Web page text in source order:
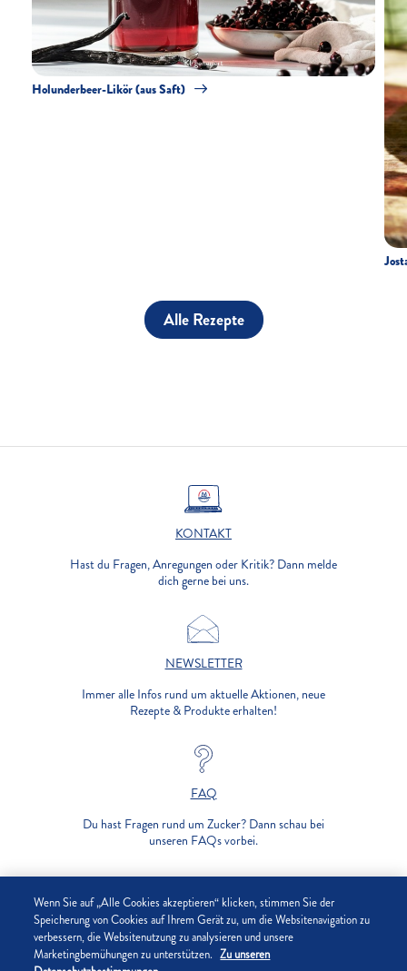
Holunderbeer-Likör (aus Saft)
Alle Rezepte
KONTAKT
Hast du Fragen, Anregungen oder Kritik? Dann melde
dich gerne bei uns.
NEWSLETTER
Immer alle Infos rund um aktuelle Aktionen, neue
Rezepte & Produkte erhalten!
FAQ
Du hast Fragen rund um Zucker? Dann schau bei
unseren FAQs vorbei.
UNTERNEHMEN
DATENSCHUTZ
Wenn Sie auf „Alle Cookies akzeptieren“ klicken, stimmen Sie der
Speicherung von Cookies auf Ihrem Gerät zu, um die Websitenavigation zu
verbessern, die Websitenutzung zu analysieren und unsere
Marketingbemühungen zu unterstützen. Zu unseren